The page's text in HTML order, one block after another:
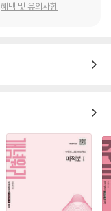
혜택 및 유의사항